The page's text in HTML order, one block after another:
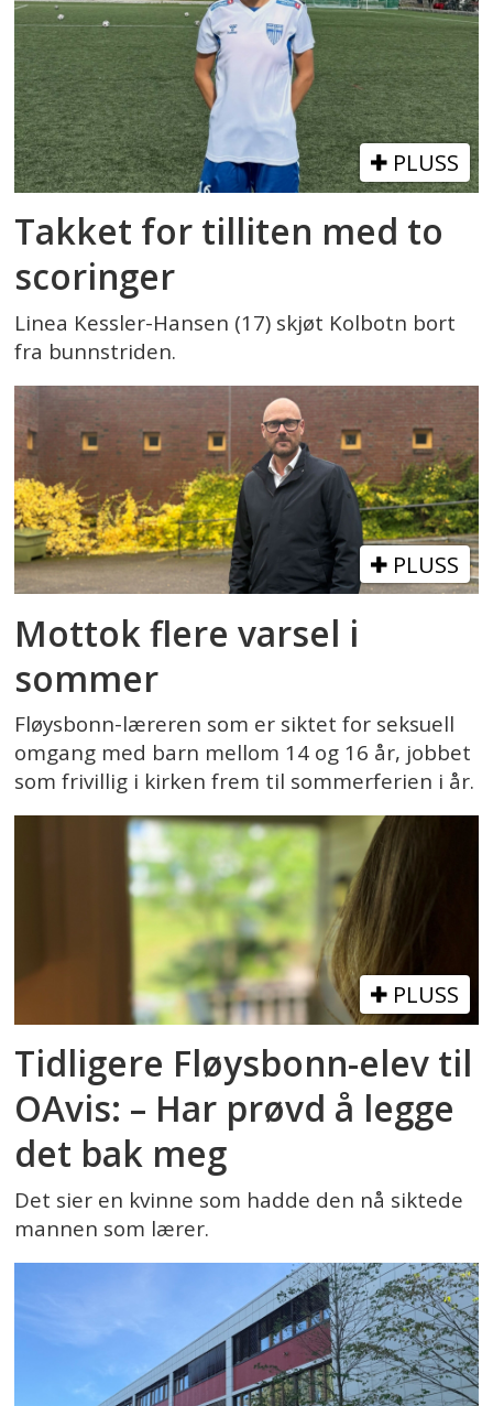
PLUSS
Takket for tilliten med to
scoringer
Linea Kessler-Hansen (17) skjøt Kolbotn bort
fra bunnstriden.
PLUSS
Mottok flere varsel i
sommer
Fløysbonn-læreren som er siktet for seksuell
omgang med barn mellom 14 og 16 år, jobbet
som frivillig i kirken frem til sommerferien i år.
PLUSS
Tidligere Fløysbonn-elev til
OAvis: – Har prøvd å legge
det bak meg
Det sier en kvinne som hadde den nå siktede
mannen som lærer.